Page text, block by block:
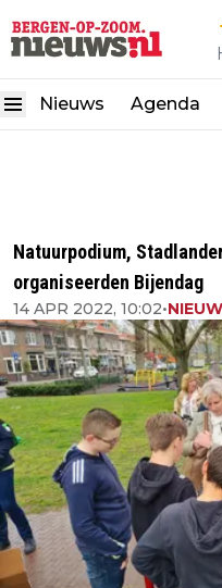
Nieuws Agenda
Natuurpodium,
organiseerden Bijendag
14 APR 2022, 10:02•